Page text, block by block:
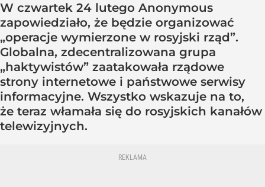
W czwartek 24 lutego Anonymous
zapowiedziało, że będzie organizować
„operacje wymierzone w rosyjski rząd”.
Globalna, zdecentralizowana grupa
„haktywistów” zaatakowała rządowe
strony internetowe i państwowe serwisy
informacyjne. Wszystko wskazuje na to,
że teraz włamała się do rosyjskich kanałów
telewizyjnych.